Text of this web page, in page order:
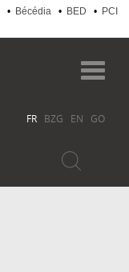
• Bécédia • BED •
PCI
FR BZG EN GO